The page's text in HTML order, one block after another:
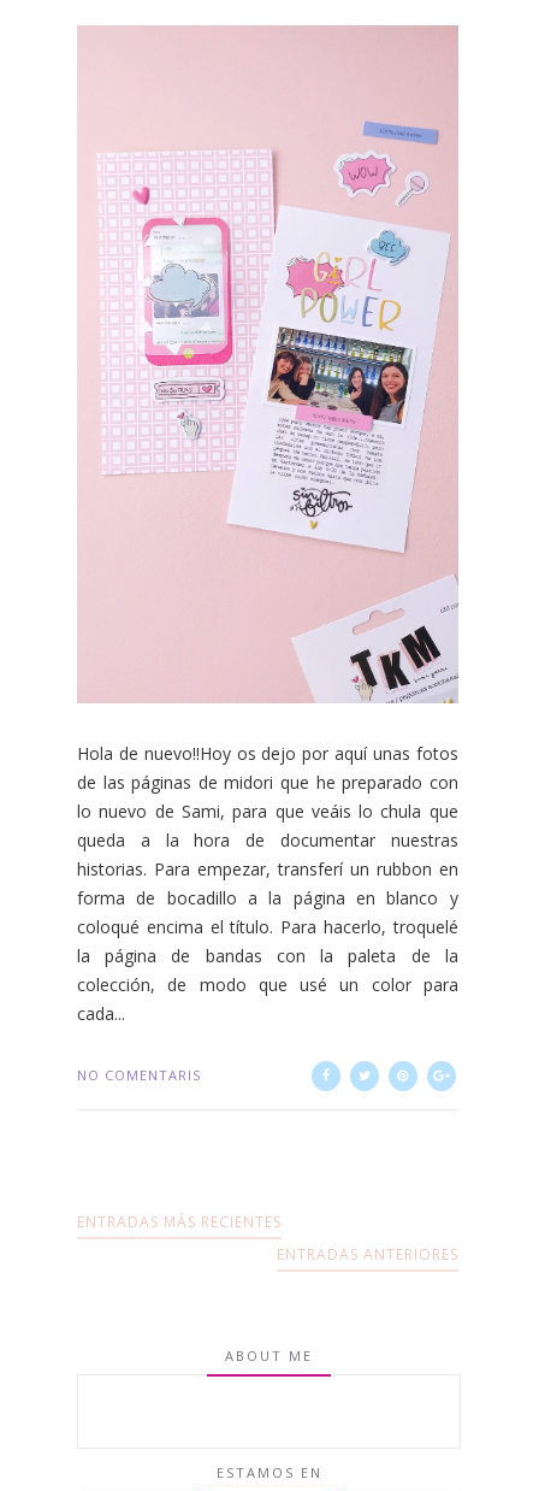
Hola de nuevo!!Hoy os dejo por aquí unas fotos
de las páginas de midori que he preparado con
lo nuevo de Sami, para que veáis lo chula que
queda a la hora de documentar nuestras
historias. Para empezar, transferí un rubbon en
forma de bocadillo a la página en blanco y
coloqué encima el título. Para hacerlo, troquelé
la página de bandas con la paleta de la
colección, de modo que usé un color para
cada...
NO COMENTARIS
ENTRADAS MÁS RECIENTES
ENTRADAS ANTERIORES
ABOUT ME
ESTAMOS EN